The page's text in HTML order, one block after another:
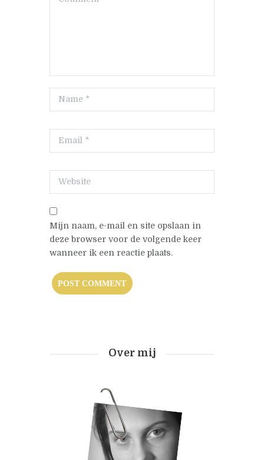
Mijn naam, e-mail en site opslaan in
deze browser voor de volgende keer
wanneer ik een reactie plaats.
Over mij